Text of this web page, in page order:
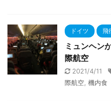
ドイツ 飛
ミュンヘン
際航空
2021/4/11
際航空 機内食